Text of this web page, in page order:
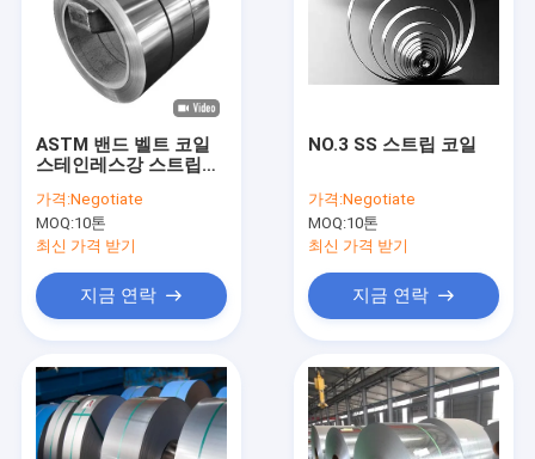
ASTM 밴드 벨트 코일
스테인레스강 스트립
316 316L 430 3.00 밀
리미터
가격:Negotiate
MOQ:10톤
최신 가격 받기
지금 연락
NO.3 SS 스트립 코일
가격:Negotiate
MOQ:10톤
최신 가격 받기
지금 연락